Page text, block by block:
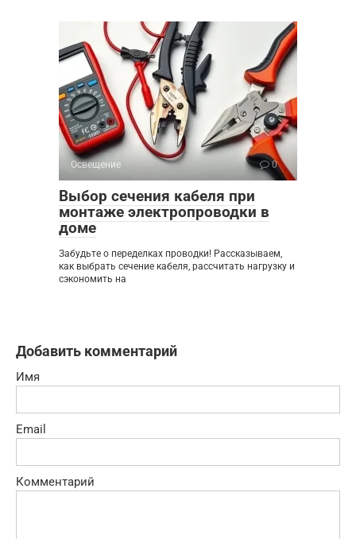
Освещение 0
Выбор сечения кабеля при
монтаже электропроводки в
доме
Забудьте о переделках проводки! Рассказываем,
как выбрать сечение кабеля, рассчитать нагрузку и
сэкономить на
Добавить комментарий
Имя
Email
Комментарий